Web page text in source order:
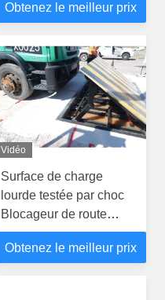
Obtenez le meilleur prix
Vidéo
Surface de charge
lourde testée par choc
Blocageur de route
hydraulique
Obtenez le meilleur prix